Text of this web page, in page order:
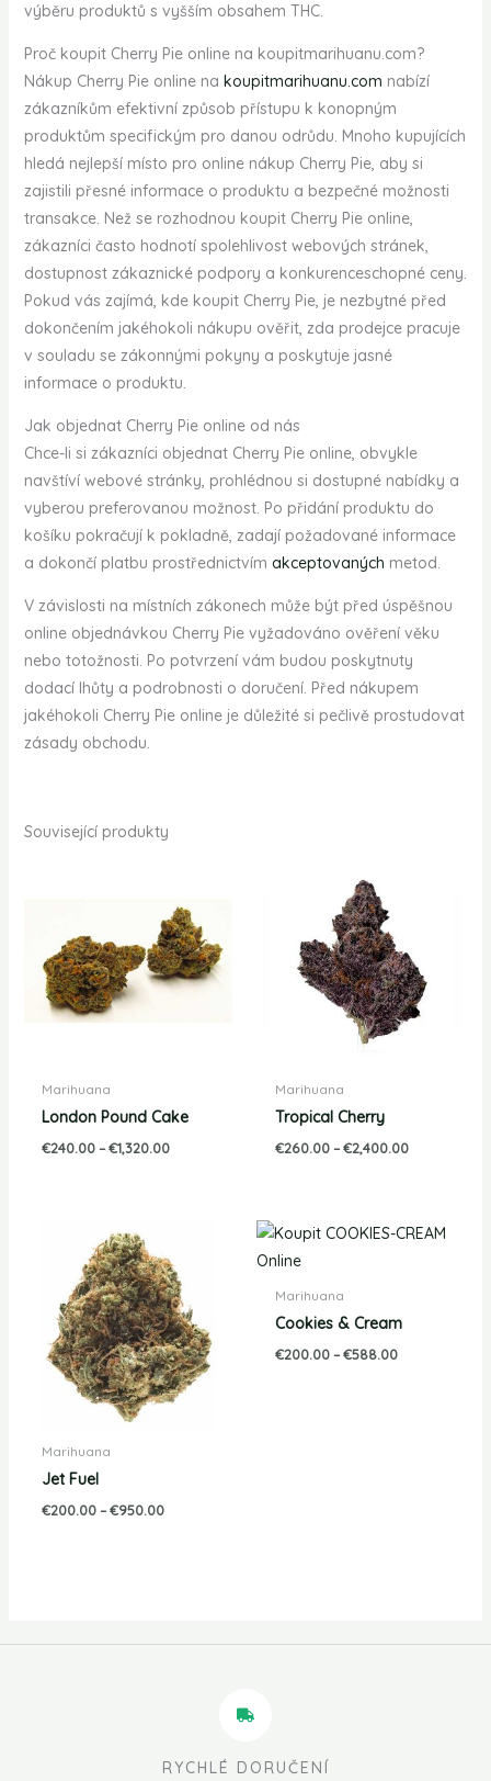
výběru produktů s vyšším obsahem THC.
Proč koupit Cherry Pie online na koupitmarihuanu.com?
Nákup Cherry Pie online na koupitmarihuanu.com nabízí
zákazníkům efektivní způsob přístupu k konopným
produktům specifickým pro danou odrůdu. Mnoho kupujících
hledá nejlepší místo pro online nákup Cherry Pie, aby si
zajistili přesné informace o produktu a bezpečné možnosti
transakce. Než se rozhodnou koupit Cherry Pie online,
zákazníci často hodnotí spolehlivost webových stránek,
dostupnost zákaznické podpory a konkurenceschopné ceny.
Pokud vás zajímá, kde koupit Cherry Pie, je nezbytné před
dokončením jakéhokoli nákupu ověřit, zda prodejce pracuje
v souladu se zákonnými pokyny a poskytuje jasné
informace o produktu.
Jak objednat Cherry Pie online od nás
Chce-li si zákazníci objednat Cherry Pie online, obvykle
navštíví webové stránky, prohlédnou si dostupné nabídky a
vyberou preferovanou možnost. Po přidání produktu do
košíku pokračují k pokladně, zadají požadované informace
a dokončí platbu prostřednictvím akceptovaných metod.
V závislosti na místních zákonech může být před úspěšnou
online objednávkou Cherry Pie vyžadováno ověření věku
nebo totožnosti. Po potvrzení vám budou poskytnuty
dodací lhůty a podrobnosti o doručení. Před nákupem
jakéhokoli Cherry Pie online je důležité si pečlivě prostudovat
zásady obchodu.
Související produkty
Marihuana
London Pound Cake
€240.00 – €1,320.00
až
€1,320.00
Marihuana
Tropical Cherry
€260.00 – €2,400.00
Marihuana
Jet Fuel
€200.00 – €950.00
€200.00
až
€950.00
Marihuana
Cookies & Cream
€200.00 – €588.00
Rozpětí
cen:
RYCHLÉ DORUČENÍ